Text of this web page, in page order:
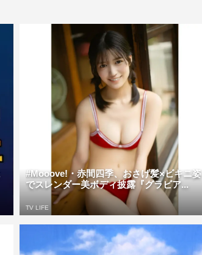
#Mooove!・赤間四季、おさげ髪×ビキニ姿
でスレンダー美ボディ披露『グラビア...
TV LIFE